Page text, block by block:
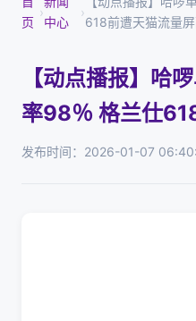
页
›
中心
›
618前遭天猫流量
【动点播报】哈
率98％ 格兰仕
发布时间：2026-01-07